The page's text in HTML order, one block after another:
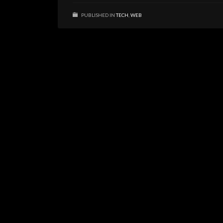
PUBLISHED IN TECH,WEB